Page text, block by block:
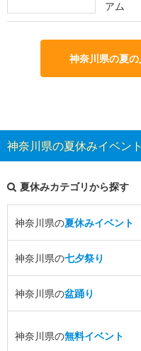
アム
神奈川県の夏
神奈川県の夏休みイベン
夏休みカテゴリから探す
神奈川県の夏休みイベント
神奈川県の七夕祭り
神奈川県の盆踊り
神奈川県の無料イベント